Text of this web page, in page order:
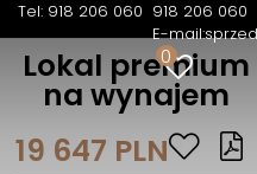
Tel: 918 206 060 918 206 060
E-mail:
0
Lokal premium
na wynajem
19 647 PLN